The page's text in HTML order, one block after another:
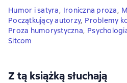
Humor i satyra, Ironiczna proza,
Początkujący autorzy, Problemy
Proza humorystyczna,
Sitcom
Z tą książką słuchają